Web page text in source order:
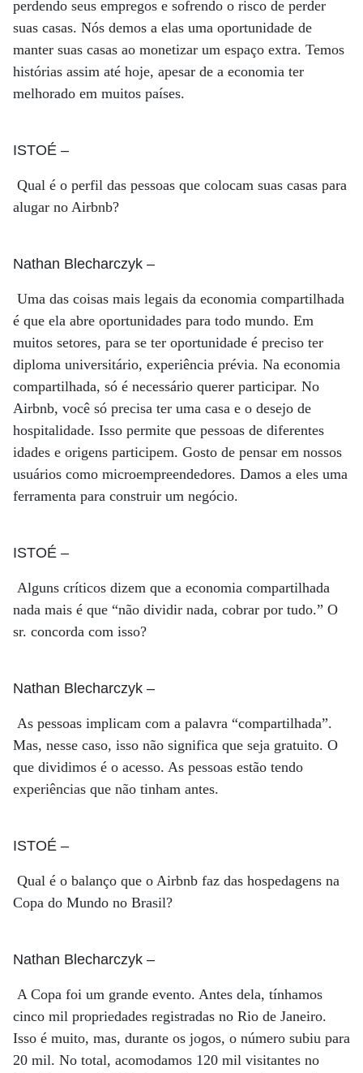
perdendo seus empregos e sofrendo o risco de perder
suas casas. Nós demos a elas uma oportunidade de
manter suas casas ao monetizar um espaço extra. Temos
histórias assim até hoje, apesar de a economia ter
melhorado em muitos países.
ISTOÉ –
Qual é o perfil das pessoas que colocam suas casas para
alugar no Airbnb?
Nathan Blecharczyk –
Uma das coisas mais legais da economia compartilhada
é que ela abre oportunidades para todo mundo. Em
muitos setores, para se ter oportunidade é preciso ter
diploma universitário, experiência prévia. Na economia
compartilhada, só é necessário querer participar. No
Airbnb, você só precisa ter uma casa e o desejo de
hospitalidade. Isso permite que pessoas de diferentes
idades e origens participem. Gosto de pensar em nossos
usuários como microempreendedores. Damos a eles uma
ferramenta para construir um negócio.
ISTOÉ –
Alguns críticos dizem que a economia compartilhada
nada mais é que “não dividir nada, cobrar por tudo.” O
sr. concorda com isso?
Nathan Blecharczyk –
As pessoas implicam com a palavra “compartilhada”.
Mas, nesse caso, isso não significa que seja gratuito. O
que dividimos é o acesso. As pessoas estão tendo
experiências que não tinham antes.
ISTOÉ –
Qual é o balanço que o ­Airbnb faz das hospedagens na
Copa do Mundo no Brasil?
Nathan Blecharczyk –
A Copa foi um grande evento. Antes dela, tínhamos
cinco mil propriedades registradas no Rio de Janeiro.
Isso é muito, mas, durante os jogos, o número subiu para
20 mil. No total, acomodamos 120 mil visitantes no